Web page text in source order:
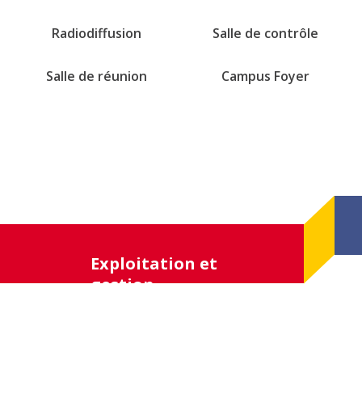
Radiodiffusion Salle de contrôle
Salle de réunion Campus Foyer
Exploitation et
gestion